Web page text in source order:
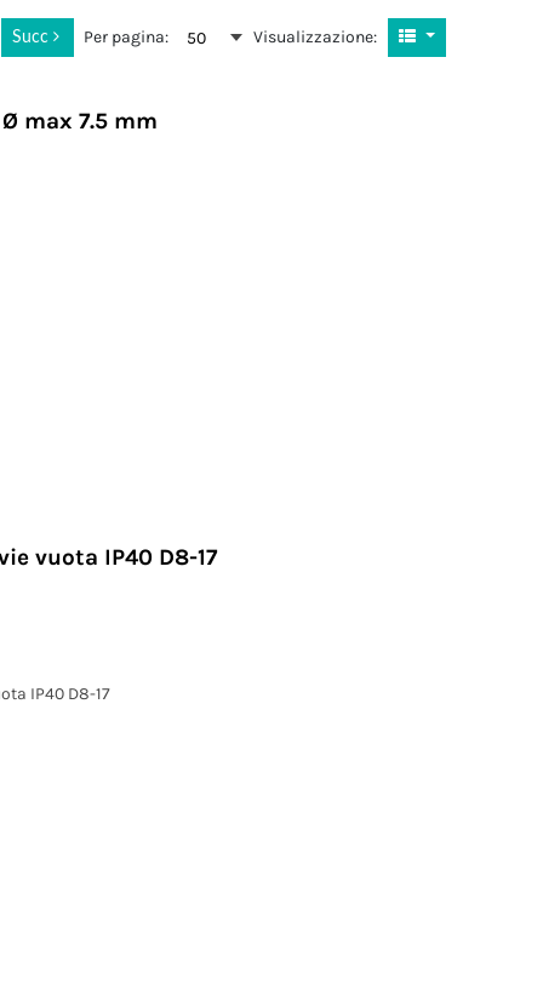
Succ Per pagina: 50 Visualizzazione:
max 7.5 mm
vuota IP40 D8-17
IP40 D8-17